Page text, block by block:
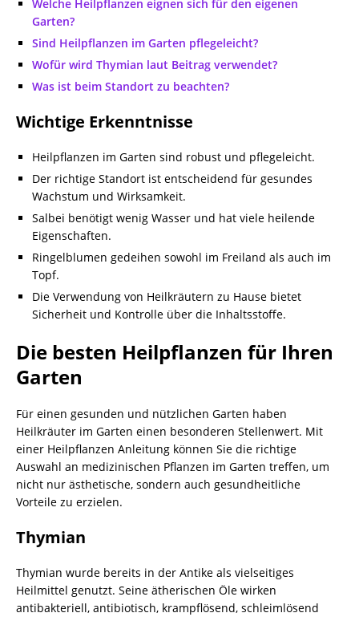
Welche Heilpflanzen eignen sich für den eigenen
Garten?
Sind Heilpflanzen im Garten pflegeleicht?
Wofür wird Thymian laut Beitrag verwendet?
Was ist beim Standort zu beachten?
Wichtige Erkenntnisse
Heilpflanzen im Garten sind robust und pflegeleicht.
Der richtige Standort ist entscheidend für gesundes
Wachstum und Wirksamkeit.
Salbei benötigt wenig Wasser und hat viele heilende
Eigenschaften.
Ringelblumen gedeihen sowohl im Freiland als auch im
Topf.
Die Verwendung von Heilkräutern zu Hause bietet
Sicherheit und Kontrolle über die Inhaltsstoffe.
Die besten Heilpflanzen für Ihren
Garten
Für einen gesunden und nützlichen Garten haben
Heilkräuter im Garten einen besonderen Stellenwert. Mit
einer Heilpflanzen Anleitung können Sie die richtige
Auswahl an medizinischen Pflanzen im Garten treffen, um
nicht nur ästhetische, sondern auch gesundheitliche
Vorteile zu erzielen.
Thymian
Thymian wurde bereits in der Antike als vielseitiges
Heilmittel genutzt. Seine ätherischen Öle wirken
antibakteriell, antibiotisch, krampflösend, schleimlösend